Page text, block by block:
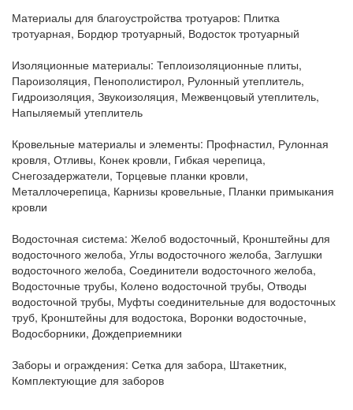
Материалы для благоустройства тротуаров: Плитка
тротуарная, Бордюр тротуарный, Водосток тротуарный
Изоляционные материалы: Теплоизоляционные плиты,
Пароизоляция, Пенополистирол, Рулонный утеплитель,
Гидроизоляция, Звукоизоляция, Межвенцовый утеплитель,
Напыляемый утеплитель
Кровельные материалы и элементы: Профнастил, Рулонная
кровля, Отливы, Конек кровли, Гибкая черепица,
Снегозадержатели, Торцевые планки кровли,
Металлочерепица, Карнизы кровельные, Планки примыкания
кровли
Водосточная система: Желоб водосточный, Кронштейны для
водосточного желоба, Углы водосточного желоба, Заглушки
водосточного желоба, Соединители водосточного желоба,
Водосточные трубы, Колено водосточной трубы, Отводы
водосточной трубы, Муфты соединительные для водосточных
труб, Кронштейны для водостока, Воронки водосточные,
Водосборники, Дождеприемники
Заборы и ограждения: Сетка для забора, Штакетник,
Комплектующие для заборов